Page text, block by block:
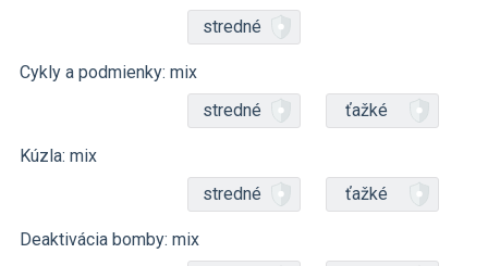
stredné
Cykly a podmienky: mix
stredné
ťažké
Kúzla: mix
stredné
ťažké
Deaktivácia bomby: mix